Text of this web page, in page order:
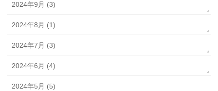
2024年9月 (3)
2024年8月 (1)
2024年7月 (3)
2024年6月 (4)
2024年5月 (5)